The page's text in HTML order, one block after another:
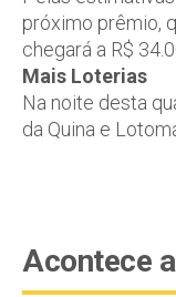
próximo prêmio,
chegará a R$
Mais Loterias
Na noite desta
da Quina e
Acontece